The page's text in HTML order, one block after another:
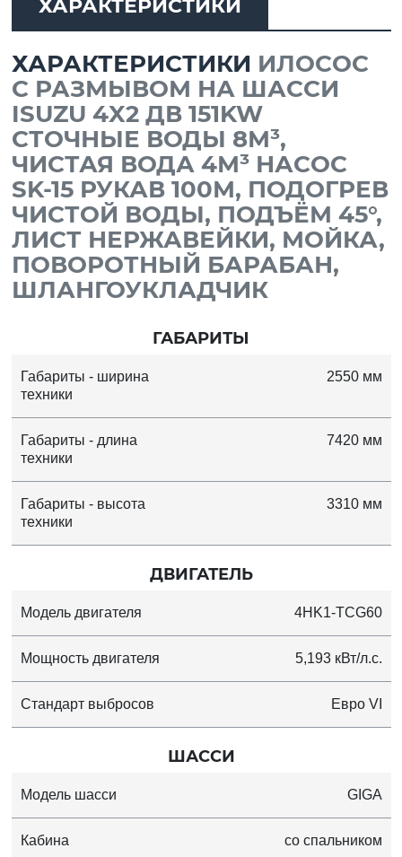
ХАРАКТЕРИСТИКИ
ХАРАКТЕРИСТИКИ ИЛОСОС
С РАЗМЫВОМ НА ШАССИ
ISUZU 4X2 ДВ 151KW
СТОЧНЫЕ ВОДЫ 8М³,
ЧИСТАЯ ВОДА 4М³ НАСОС
SK-15 РУКАВ 100М, ПОДОГРЕВ
ЧИСТОЙ ВОДЫ, ПОДЪЁМ 45°,
ЛИСТ НЕРЖАВЕЙКИ, МОЙКА,
ПОВОРОТНЫЙ БАРАБАН,
ШЛАНГОУКЛАДЧИК
ГАБАРИТЫ
Габариты - ширина
техники
2550 мм
Габариты - длина
техники
7420 мм
Габариты - высота
техники
3310 мм
ДВИГАТЕЛЬ
Модель двигателя 4HK1-TCG60
Мощность двигателя 5,193 кВт/л.с.
Стандарт выбросов Евро VI
ШАССИ
Модель шасси GIGA
Кабина со спальником